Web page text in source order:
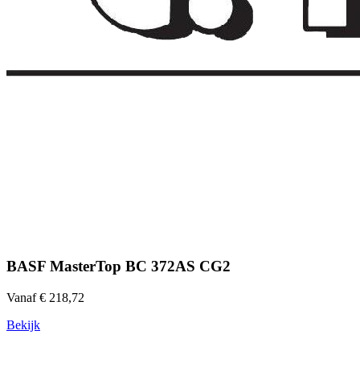
BASF MasterTop BC 372AS CG2
Vanaf € 218,72
Bekijk